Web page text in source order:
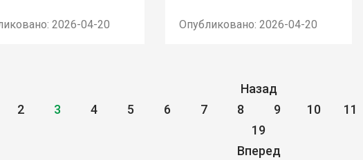
2026-04-20 Опубликовано: 2026-04-20
Назад
2 3 4 5 6 7 8 9 10 11
19
Вперед